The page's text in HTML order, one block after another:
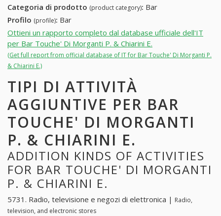
Categoria di prodotto (product category): Bar
Profilo (profile): Bar
Ottieni un rapporto completo dal database ufficiale dell'IT
per Bar Touche' Di Morganti P. & Chiarini E.
(Get full report from official database of IT for Bar Touche' Di Morganti P.
& Chiarini E.)
TIPI DI ATTIVITÀ
AGGIUNTIVE PER BAR
TOUCHE' DI MORGANTI
P. & CHIARINI E.
ADDITION KINDS OF ACTIVITIES
FOR BAR TOUCHE' DI MORGANTI
P. & CHIARINI E.
5731. Radio, televisione e negozi di elettronica | Radio,
television, and electronic stores